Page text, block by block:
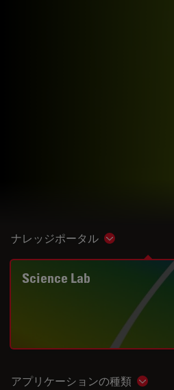
ナレッジポータル Show
Science Lab
アプリケーションの種類 Show